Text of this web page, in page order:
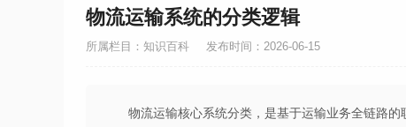
物流运输系统的分类逻辑
所属栏目：知识百科 发布时间：2026-06-15
物流运输核心系统分类，是基于运输业务全链路